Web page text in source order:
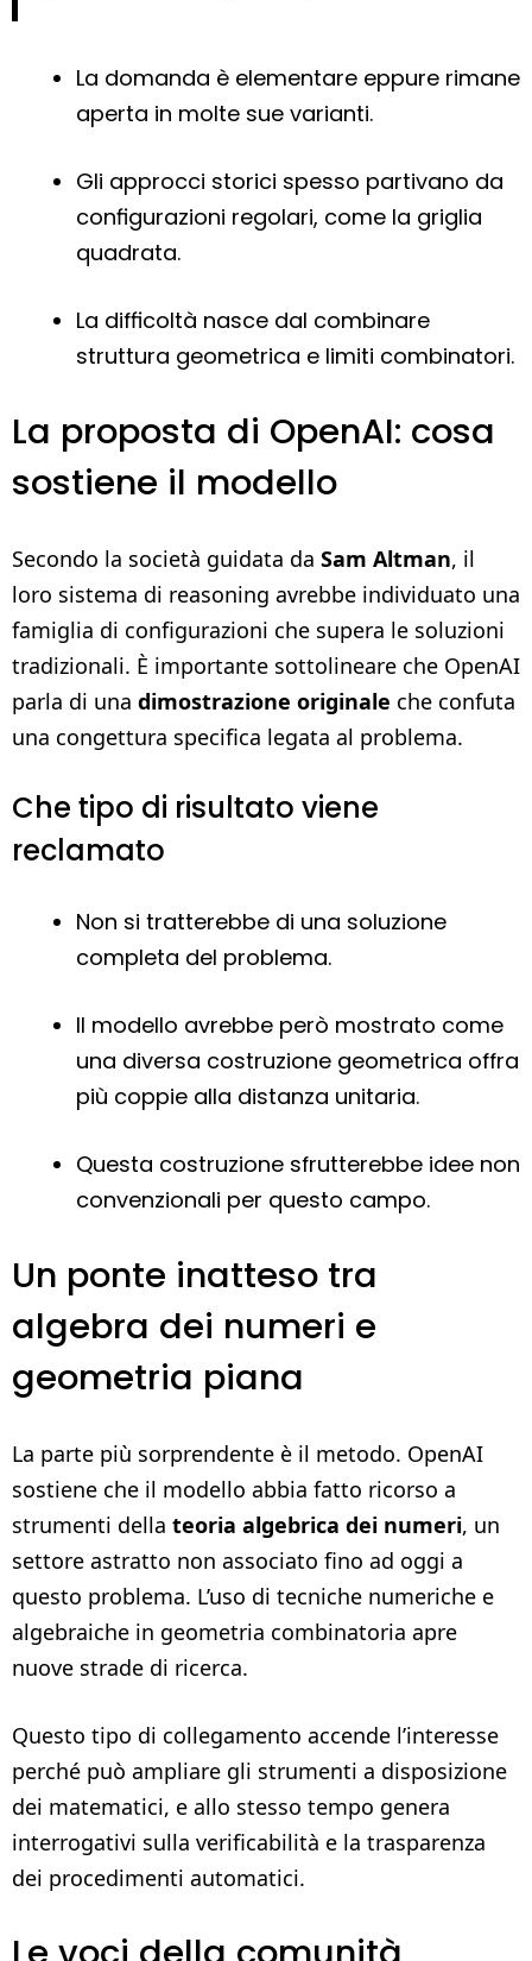
La domanda è elementare eppure rimane
aperta in molte sue varianti.
Gli approcci storici spesso partivano da
configurazioni regolari, come la griglia
quadrata.
La difficoltà nasce dal combinare
struttura geometrica e limiti combinatori.
La proposta di OpenAI: cosa
sostiene il modello
Secondo la società guidata da Sam Altman, il
loro sistema di reasoning avrebbe individuato una
famiglia di configurazioni che supera le soluzioni
tradizionali. È importante sottolineare che OpenAI
parla di una dimostrazione originale che confuta
una congettura specifica legata al problema.
Che tipo di risultato viene
reclamato
Non si tratterebbe di una soluzione
completa del problema.
Il modello avrebbe però mostrato come
una diversa costruzione geometrica offra
più coppie alla distanza unitaria.
Questa costruzione sfrutterebbe idee non
convenzionali per questo campo.
Un ponte inatteso tra
algebra dei numeri e
geometria piana
La parte più sorprendente è il metodo. OpenAI
sostiene che il modello abbia fatto ricorso a
strumenti della teoria algebrica dei numeri, un
settore astratto non associato fino ad oggi a
questo problema. L’uso di tecniche numeriche e
algebraiche in geometria combinatoria apre
nuove strade di ricerca.
Questo tipo di collegamento accende l’interesse
perché può ampliare gli strumenti a disposizione
dei matematici, e allo stesso tempo genera
interrogativi sulla verificabilità e la trasparenza
dei procedimenti automatici.